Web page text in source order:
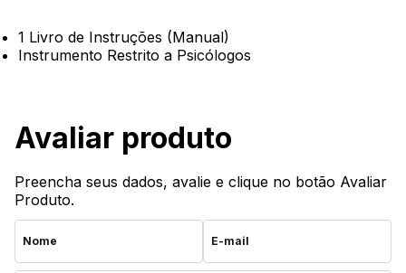
1 Livro de Instruções (Manual)
Instrumento Restrito a Psicólogos
Avaliar produto
Preencha seus dados, avalie e clique no botão Avaliar
Produto.